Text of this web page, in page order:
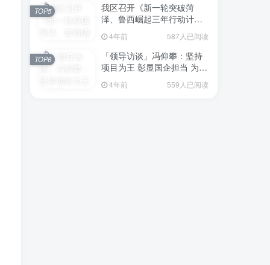
我区召开《新一轮突破菏
泽、鲁西崛起三年行动计划
意见稿）政策分析研判会议
4年前 587人已阅读
TOP5
「领导访谈」冯仰攀：坚持
项目为王 彰显国企担当 为全
点项目建设贡献“交发力量”
4年前 559人已阅读
TOP6